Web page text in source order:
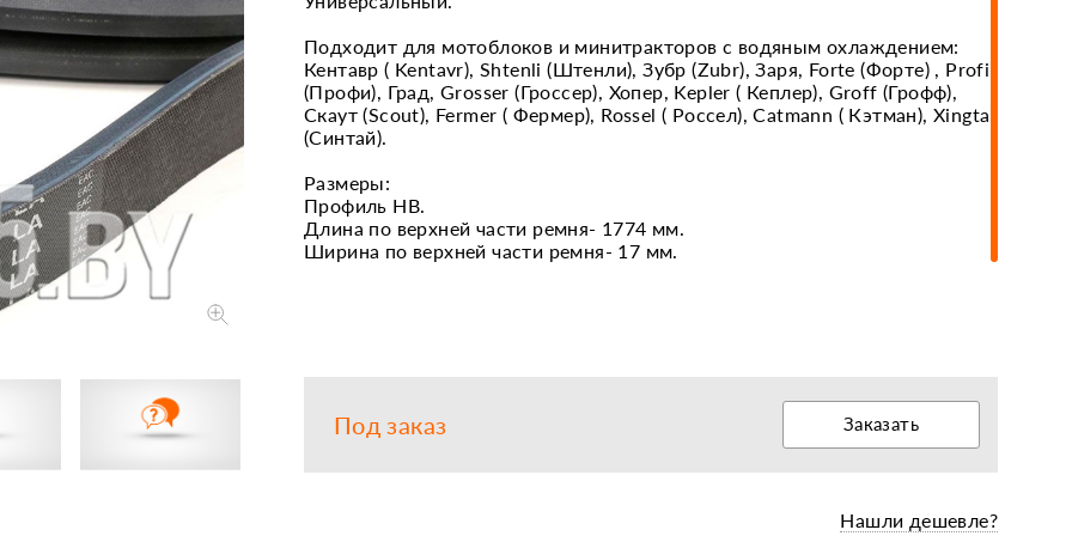
Шины, камеры, диски, колёса
Подходит для мотоблоков и минитракторов с водяным охлаждением:
Кентавр ( Kentavr), Shtenli (Штенли), Зубр (Zubr), Заря, Forte (Форте) , Profi
(Профи), Град, Grosser (Гроссер), Хопер, Kepler ( Кеплер), Groff (Грофф),
Скаут (Scout), Fermer ( Фермер), Rossel ( Россел), Catmann ( Кэтман), Xingtai
(Синтай).
Размеры:
Профиль НВ.
Длина по верхней части ремня- 1774 мм.
Ширина по верхней части ремня- 17 мм.
Под заказ Заказать
Нашли дешевле?